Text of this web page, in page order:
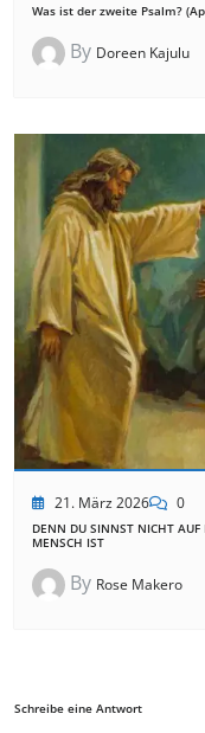
Was ist der zweite Psalm?
By Doreen Kajulu
21. März 2026 0
DENN DU SINNST NICHT AUF
MENSCH IST
By Rose Makero
Schreibe eine Antwort